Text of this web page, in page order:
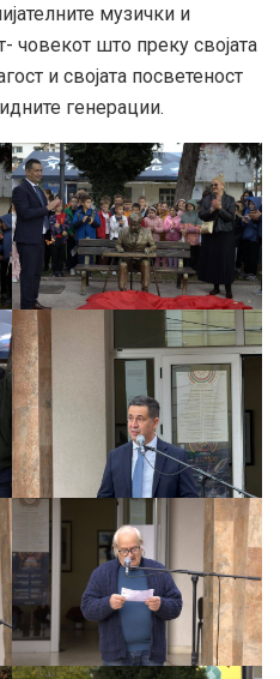
музички и
човекот што преку својата
и својата посветеност
генерации.